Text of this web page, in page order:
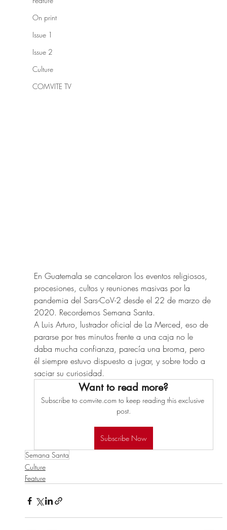
On print
Issue 1
Issue 2
Culture
COMVITE TV
En Guatemala se cancelaron los eventos religiosos,
procesiones, cultos y reuniones masivas por la
pandemia del Sars-CoV-2 desde el 22 de marzo de
2020. Recordemos Semana Santa.
A Luis Arturo, lustrador oficial de La Merced, eso de
pararse por tres minutos frente a una caja no le
daba mucha confianza, parecía una broma, pero
él siempre estuvo dispuesto a jugar, y sobre todo a
saciar su curiosidad.
Want to read more?
Subscribe to comvite.com to keep reading this exclusive
post.
Subscribe Now
Semana Santa
Culture
Feature